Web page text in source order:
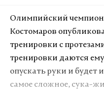
Олимпийский чемпион
Костомаров
тренировки с
тренировки даются
опускать руки и будет
самое сложное, сука-